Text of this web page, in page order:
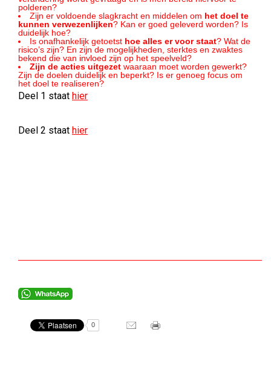
polderen?
Zijn er voldoende slagkracht en middelen om het doel te
kunnen verwezenlijken? Kan er goed geleverd worden? Is
duidelijk hoe?
Is onafhankelijk getoetst hoe alles er voor staat? Wat de
risico’s zijn? En zijn de mogelijkheden, sterktes en zwaktes
bekend die van invloed zijn op het speelveld?
Zijn de acties uitgezet waaraan moet worden gewerkt?
Zijn de doelen duidelijk en beperkt? Is er genoeg focus om
het doel te realiseren?
Deel 1 staat hier
Deel 2 staat hier
0